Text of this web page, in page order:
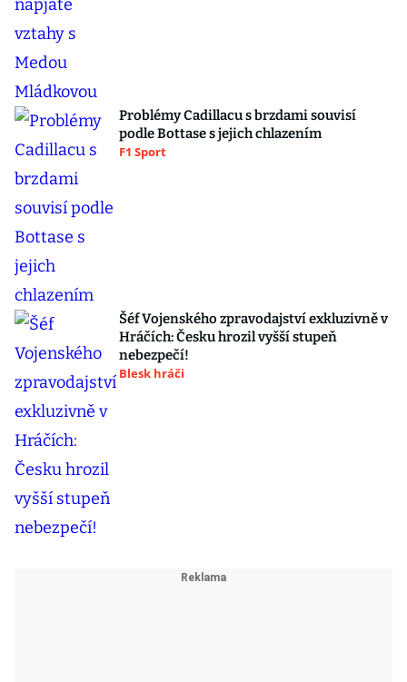
Problémy Cadillacu s brzdami souvisí
podle Bottase s jejich chlazením
F1 Sport
Šéf Vojenského zpravodajství exkluzivně v
Hráčích: Česku hrozil vyšší stupeň
nebezpečí!
Blesk hráči